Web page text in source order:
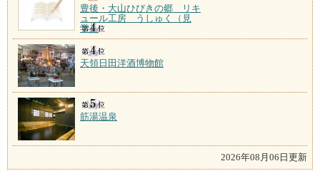
豊後・大山ひびきの郷 リキ
ュール工房 うしゅく（見
学）
天領日田洋酒博物館
筋湯温泉
2026年08月06日更新